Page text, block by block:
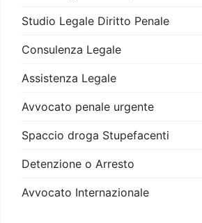
Studio Legale Diritto Penale
Consulenza Legale
Assistenza Legale
Avvocato penale urgente
Spaccio droga Stupefacenti
Detenzione o Arresto
Avvocato Internazionale